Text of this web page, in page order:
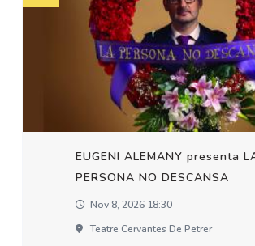
EUGENI ALEMANY presenta
PERSONA NO DESCANSA
Nov 8, 2026 18:30
Teatre Cervantes De Petrer